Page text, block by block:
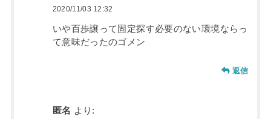
2020/11/03 12:32
いや百歩譲って固定探す必要のない環境ならっ
て意味だったのゴメン
返信
匿名 より: